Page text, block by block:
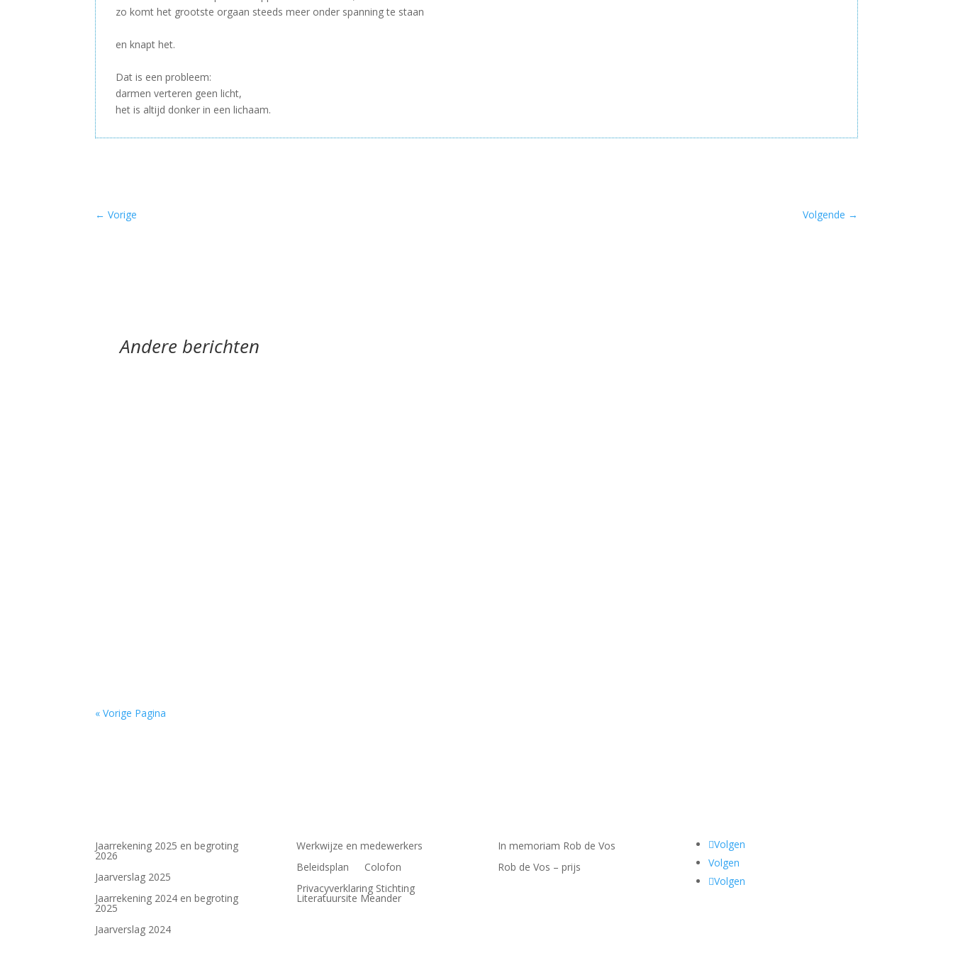
zo komt het grootste orgaan steeds meer onder spanning te staan
en knapt het.
Dat is een probleem:
darmen verteren geen licht,
het is altijd donker in een lichaam.
←Vorige Volgende →
Andere berichten
« Vorige Pagina
Jaarrekening 2025 en begroting
2026
Jaarverslag 2025
Jaarrekening 2024 en begroting
2025
Jaarverslag 2024
Werkwijze en medewerkers
Beleidsplan
Colofon
Privacyverklaring Stichting
Literatuursite Meander
In memoriam Rob de Vos
Rob de Vos – prijs
Volgen
Volgen
Volgen